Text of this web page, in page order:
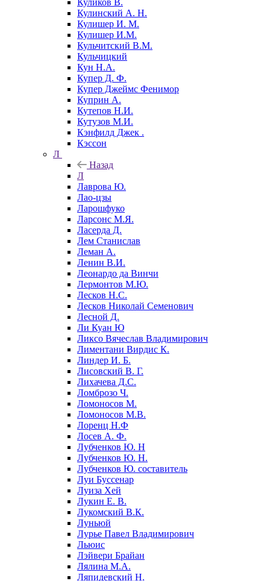
Куликов В.
Кулинский А. Н.
Кулишер И. М.
Кулишер И.М.
Кульчитский В.М.
Кульчицкий
Кун Н.А.
Купер Д. Ф.
Купер Джеймс Фенимор
Куприн А.
Кутепов Н.И.
Кутузов М.И.
Кэнфилд Джек .
Кэссон
Л
Назад
Л
Лаврова Ю.
Лао-цзы
Ларошфуко
Ларсонс М.Я.
Ласерда Д.
Лем Станислав
Леман А.
Ленин В.И.
Леонардо да Винчи
Лермонтов М.Ю.
Лесков Н.С.
Лесков Николай Семенович
Лесной Д.
Ли Куан Ю
Ликсо Вячеслав Владимирович
Лиментани Вирдис К.
Линдер И. Б.
Лисовский В. Г.
Лихачева Д.С.
Ломброзо Ч.
Ломоносов М.
Ломоносов М.В.
Лоренц Н.Ф
Лосев А. Ф.
Лубченков Ю. Н
Лубченков Ю. Н.
Лубченков Ю. составитель
Луи Буссенар
Луиза Хей
Лукин Е. В.
Лукомский В.К.
Луньюй
Лурье Павел Владимирович
Льюис
Лэйвери Брайан
Лялина М.А.
Ляпидевский Н.